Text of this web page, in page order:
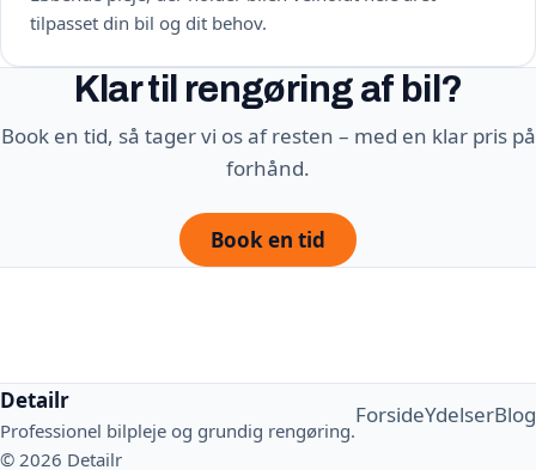
tilpasset din bil og dit behov.
Klar til rengøring af bil?
Book en tid, så tager vi os af resten – med en klar pris på
forhånd.
Book en tid
Detailr
Professionel bilpleje og grundig rengøring.
ForsideYdelserBlog
© 2026 Detailr